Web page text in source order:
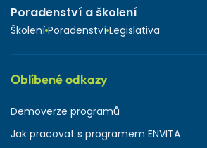
Poradenství a školení
Školení Poradenství Legislativa
Oblíbené odkazy
Demoverze programů
Jak pracovat s programem ENVITA